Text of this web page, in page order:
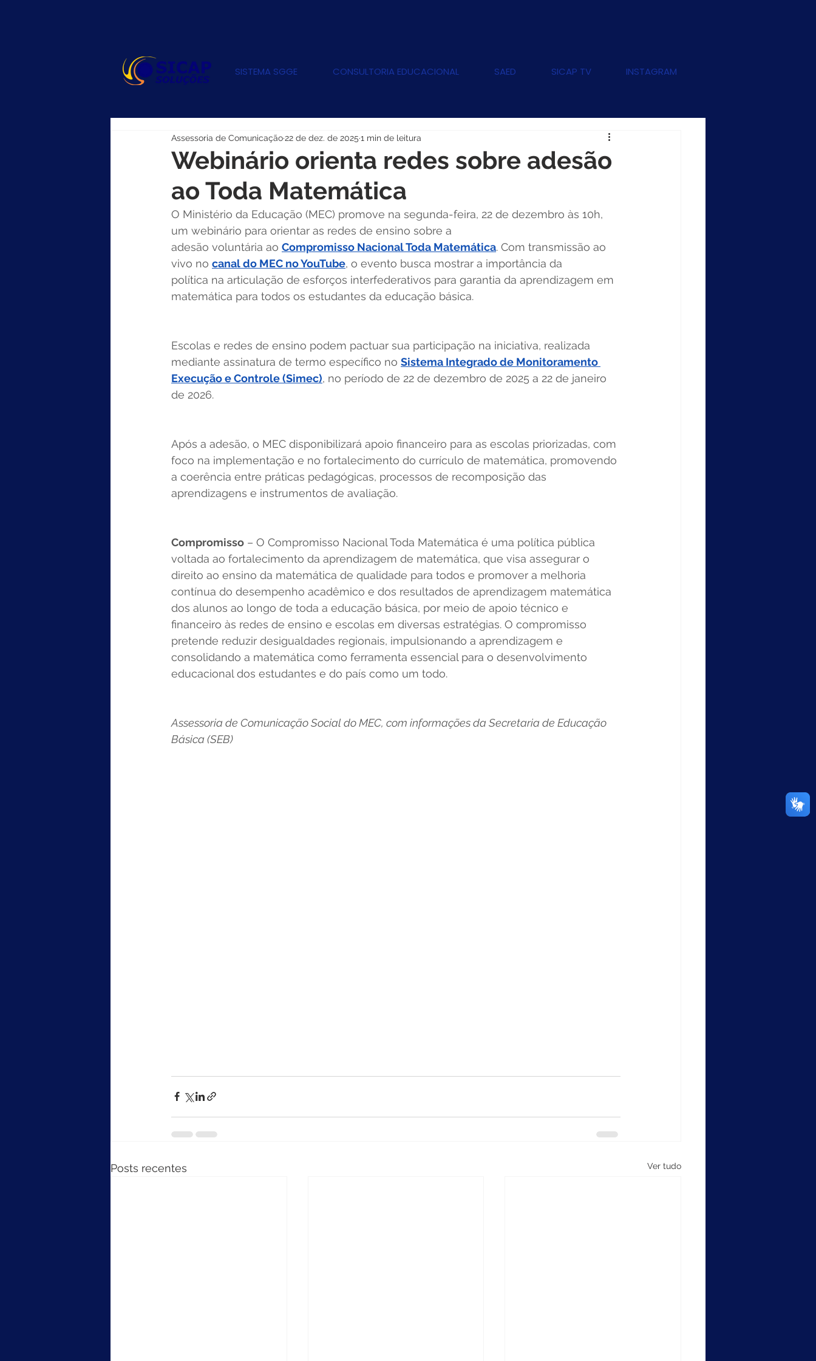
SISTEMA SGGE CONSULTORIA EDUCACIONAL SAED SICAP TV INSTAGRAM
Webinário orienta redes sobre adesão
ao Toda Matemática
Assessoria de Comunicação22 de dez. de 2025 1 min de leitura
O Ministério da Educação (MEC) promove na segunda-feira, 22 de dezembro às 10h,
um webinário para orientar as redes de ensino sobre a
adesão voluntária ao Compromisso Nacional Toda Matemática. Com transmissão ao
vivo no canal do MEC no YouTube, o evento busca mostrar a importância da
política na articulação de esforços interfederativos para garantia da aprendizagem em
matemática para todos os estudantes da educação básica.
Escolas e redes de ensino podem pactuar sua participação na iniciativa, realizada
mediante assinatura de termo específico no Sistema Integrado de Monitoramento
Execução e Controle (Simec), no período de 22 de dezembro de 2025 a 22 de janeiro
de 2026.
Após a adesão, o MEC disponibilizará apoio financeiro para as escolas priorizadas, com
foco na implementação e no fortalecimento do currículo de matemática, promovendo
a coerência entre práticas pedagógicas, processos de recomposição das
aprendizagens e instrumentos de avaliação.
Compromisso – O Compromisso Nacional Toda Matemática é uma política pública
voltada ao fortalecimento da aprendizagem de matemática, que visa assegurar o
direito ao ensino da matemática de qualidade para todos e promover a melhoria
contínua do desempenho acadêmico e dos resultados de aprendizagem matemática
dos alunos ao longo de toda a educação básica, por meio de apoio técnico e
financeiro às redes de ensino e escolas em diversas estratégias. O compromisso
pretende reduzir desigualdades regionais, impulsionando a aprendizagem e
consolidando a matemática como ferramenta essencial para o desenvolvimento
educacional dos estudantes e do país como um todo.
Assessoria de Comunicação Social do MEC, com informações da Secretaria de Educação
Básica (SEB)
Posts recentes Ver tudo